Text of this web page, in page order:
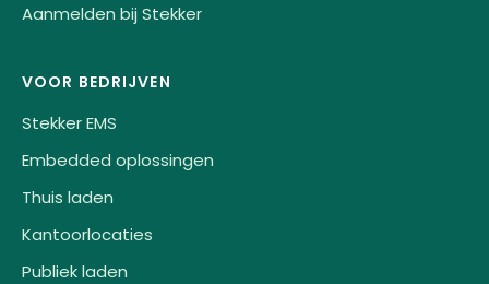
Aanmelden bij Stekker
VOOR BEDRIJVEN
Stekker EMS
Embedded oplossingen
Thuis laden
Kantoorlocaties
Publiek laden